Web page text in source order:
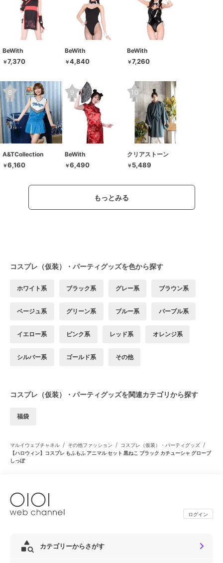
BeWith
￥7,370
BeWith
￥4,840
BeWith
￥7,260
A&TCollection
￥6,160
BeWith
￥6,490
クリアストーン
￥ 5,489
もっとみる
コスプレ（仮装）・パーティグッズを色から探す
ホワイト系 ブラック系 グレー系 ブラウン系
ベージュ系 グリーン系 ブルー系 パープル系
イエロー系 ピンク系 レッド系 オレンジ系
シルバー系 ゴールド系 その他
コスプレ（仮装）・パーティグッズを関連カテゴリから探す
福袋
マルイウェブチャネル / その他ファッション / コスプレ（仮装）・パーティグッズ /
【ハロウィン】コスプレ もふもふ アニマル セット 黒ねこ ブラック カチューシャ グローブ
しっぽ
ログイン
カテゴリーからさがす